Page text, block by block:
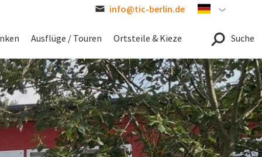
Ausflüge / Touren Ortsteile & Kieze Suche
info@tic-berlin.de German